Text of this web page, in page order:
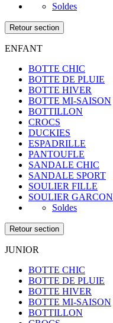
Soldes
Retour section
ENFANT
BOTTE CHIC
BOTTE DE PLUIE
BOTTE HIVER
BOTTE MI-SAISON
BOTTILLON
CROCS
DUCKIES
ESPADRILLE
PANTOUFLE
SANDALE CHIC
SANDALE SPORT
SOULIER FILLE
SOULIER GARCON
Soldes
Retour section
JUNIOR
BOTTE CHIC
BOTTE DE PLUIE
BOTTE HIVER
BOTTE MI-SAISON
BOTTILLON